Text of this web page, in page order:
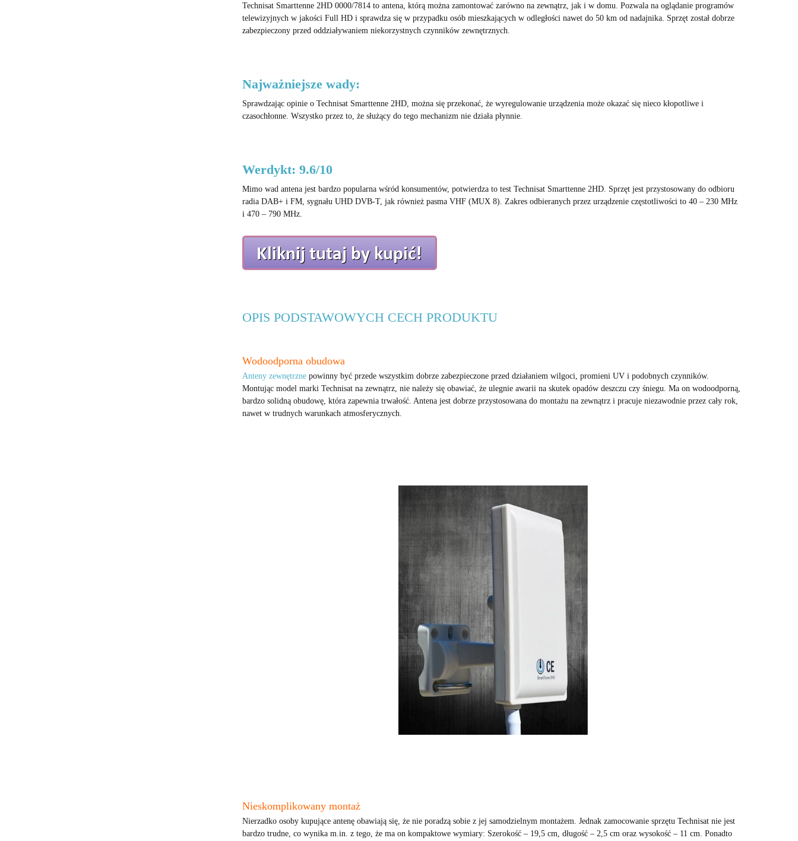
Technisat Smarttenne 2HD 0000/7814 to antena, którą można zamontować zarówno na zewnątrz, jak i w domu. Pozwala na oglądanie programów
telewizyjnych w jakości Full HD i sprawdza się w przypadku osób mieszkających w odległości nawet do 50 km od nadajnika. Sprzęt został dobrze
zabezpieczony przed oddziaływaniem niekorzystnych czynników zewnętrznych.
Najważniejsze wady:
Sprawdzając opinie o Technisat Smarttenne 2HD, można się przekonać, że wyregulowanie urządzenia może okazać się nieco kłopotliwe i
czasochłonne. Wszystko przez to, że służący do tego mechanizm nie działa płynnie.
Werdykt: 9.6/10
Mimo wad antena jest bardzo popularna wśród konsumentów, potwierdza to test Technisat Smarttenne 2HD. Sprzęt jest przystosowany do odbioru
radia DAB+ i FM, sygnału UHD DVB-T, jak również pasma VHF (MUX 8). Zakres odbieranych przez urządzenie częstotliwości to 40 – 230 MHz
i 470 – 790 MHz.
OPIS PODSTAWOWYCH CECH PRODUKTU
Wodoodporna obudowa
Anteny zewnętrznepowinny być przede wszystkim dobrze zabezpieczone przed działaniem wilgoci, promieni UV i podobnych czynników.
Montując model marki Technisat na zewnątrz, nie należy się obawiać, że ulegnie awarii na skutek opadów deszczu czy śniegu. Ma on wodoodporną,
bardzo solidną obudowę, która zapewnia trwałość. Antena jest dobrze przystosowana do montażu na zewnątrz i pracuje niezawodnie przez cały rok,
nawet w trudnych warunkach atmosferycznych.
Nieskomplikowany montaż
Nierzadko osoby kupujące antenę obawiają się, że nie poradzą sobie z jej samodzielnym montażem. Jednak zamocowanie sprzętu Technisat nie jest
bardzo trudne, co wynika m.in. z tego, że ma on kompaktowe wymiary: Szerokość – 19,5 cm, długość – 2,5 cm oraz wysokość – 11 cm. Ponadto